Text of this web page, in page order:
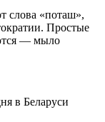
слова «поташ»,
Простые
— мыло
в Беларуси